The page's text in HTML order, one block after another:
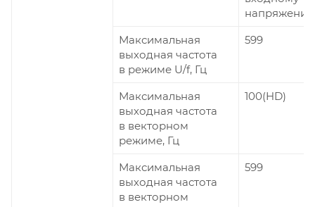
Максимальная
выходная частота
в режиме U/f, Гц
599
Максимальная
выходная частота
в векторном
режиме, Гц
100(HD)
Максимальная
выходная частота
в векторном
599